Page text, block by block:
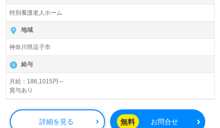
特別養護老人ホーム
地域
神奈川県逗子市
給与
月給：186,1015円～
賞与あり
詳細を見る 無料 お問合せ